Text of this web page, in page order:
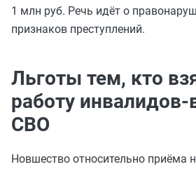
1 млн руб. Речь идёт о
признаков преступлений.
Льготы тем, кто
работу инвалидов-
СВО
Новшество относительно приёма